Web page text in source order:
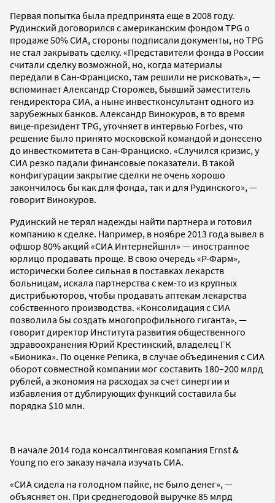
Первая попытка была предпринята еще в 2008 году.
Рудинский договорился с американским фондом TPG о
продаже 50% СИА, стороны подписали документы, но TPG
не стал закрывать сделку. «Представители фонда в России
считали сделку возможной, но, когда материалы
передали в Сан-Франциско, там решили не рисковать», —
вспоминает Александр Сторожев, бывший заместитель
гендиректора СИА, а ныне инвестконсультант одного из
зарубежных банков. Александр Винокуров, в то время
вице-президент TPG, уточняет в интервью Forbes, что
решение было принято московской командой и донесено
до инвесткомитета в Сан-Франциско. «Случился кризис, у
СИА резко падали финансовые показатели. В такой
конфигурации закрытие сделки не очень хорошо
закончилось бы как для фонда, так и для Рудинского», —
говорит Винокуров.
Рудинский не терял надежды найти партнера и готовил
компанию к сделке. Например, в ноябре 2013 года вывел в
офшор 80% акций «СИА Интернейшнл» — иностранное
юрлицо продавать проще. В свою очередь «Р-Фарм»,
исторически более сильная в поставках лекарств
больницам, искала партнерства с кем-то из крупных
дистрибьюторов, чтобы продавать аптекам лекарства
собственного производства. «Консолидация с СИА
позволила бы создать многопрофильного гиганта», —
говорит директор Института развития общественного
здравоохранения Юрий Крестинский, владелец ГК
«Бионика». По оценке Репика, в случае объединения с СИА
оборот совместной компании мог составить 180–200 млрд
рублей, а экономия на расходах за счет синергии и
избавления от дублирующих функций составила бы
порядка $10 млн.
В начале 2014 года консалтинговая компания Ernst &
Young по его заказу начала изучать СИА.
«СИА сидела на голодном пайке, не было денег», —
объясняет он. При среднегодовой выручке 85 млрд